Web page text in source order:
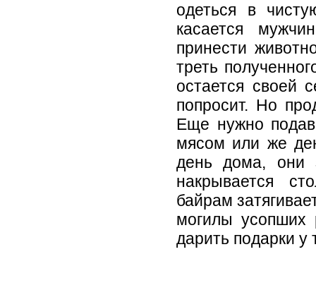
одеться в
касается
принести
треть
остается своей
попросит. Но
Еще нужно
мясом или же
день дома, они
накрывается
байрам
могилы усопших
дарить подарки у